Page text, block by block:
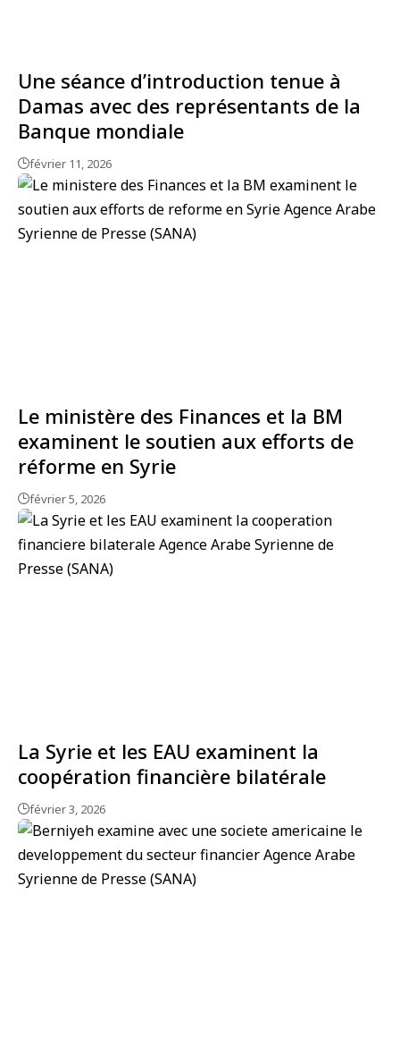
Une séance d’introduction tenue à
Damas avec des représentants de la
Banque mondiale
février 11, 2026
Le ministère des Finances et la BM
examinent le soutien aux efforts de
réforme en Syrie
février 5, 2026
La Syrie et les EAU examinent la
coopération financière bilatérale
février 3, 2026